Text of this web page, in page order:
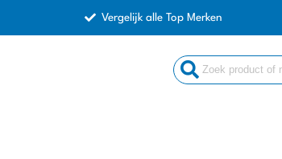
Vergelijk alle Top Merken